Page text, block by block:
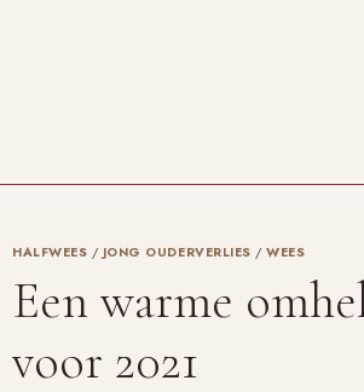
HALFWEES /JONG OUDERVERLIES /WEES
Een warme
voor 2021